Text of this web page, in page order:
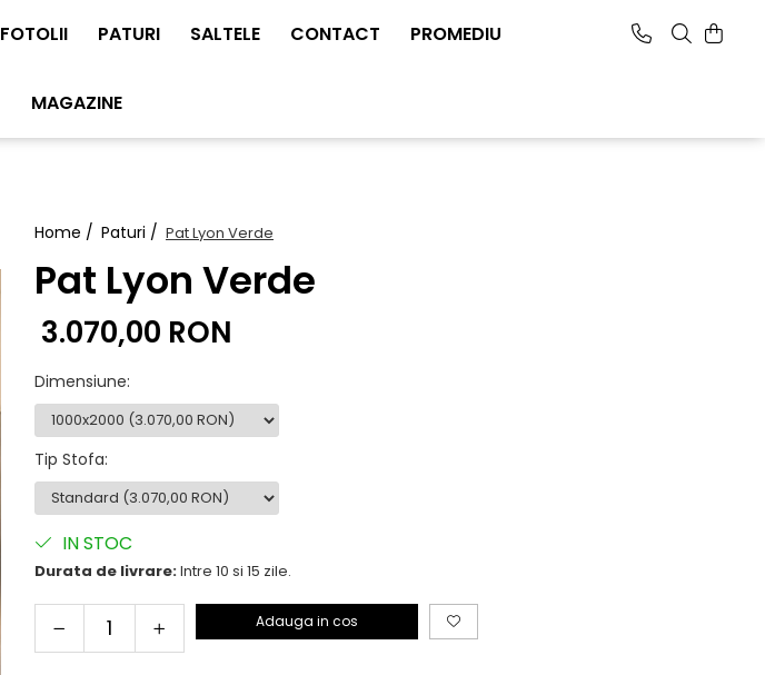
FOTOLII PATURI SALTELE CONTACT PROMEDIU
MAGAZINE
Home / Paturi / Pat Lyon Verde
Pat Lyon Verde
3.070,00 RON
Dimensiune:
Tip Stofa:
IN STOC
Durata de livrare:Intre 10 si 15 zile.
Adauga in cos